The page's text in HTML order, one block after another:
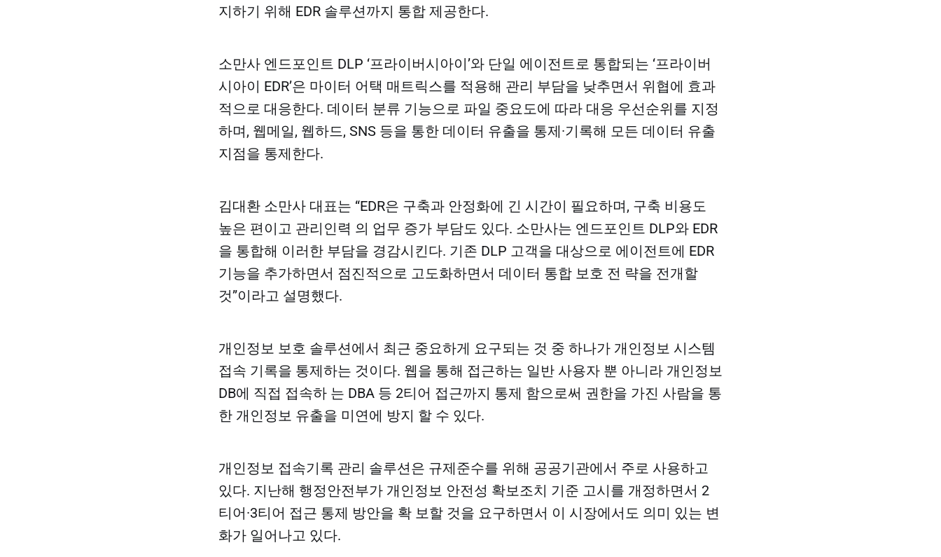
지하기 위해 EDR 솔루션까지 통합 제공한다.
소만사 엔드포인트 DLP ‘프라이버시아이’와 단일 에이전트로 통합되는 ‘프라이버
시아이 EDR’은 마이터 어택 매트릭스를 적용해 관리 부담을 낮추면서 위협에 효과
적으로 대응한다. 데이터 분류 기능으로 파일 중요도에 따라 대응 우선순위를 지정
하며, 웹메일, 웹하드, SNS 등을 통한 데이터 유출을 통제·기록해 모든 데이터 유출
지점을 통제한다.
김대환 소만사 대표는 “EDR은 구축과 안정화에 긴 시간이 필요하며, 구축 비용도
높은 편이고 관리인력 의 업무 증가 부담도 있다. 소만사는 엔드포인트 DLP와 EDR
을 통합해 이러한 부담을 경감시킨다. 기존 DLP 고객을 대상으로 에이전트에 EDR
기능을 추가하면서 점진적으로 고도화하면서 데이터 통합 보호 전 략을 전개할
것”이라고 설명했다.
개인정보 보호 솔루션에서 최근 중요하게 요구되는 것 중 하나가 개인정보 시스템
접속 기록을 통제하는 것이다. 웹을 통해 접근하는 일반 사용자 뿐 아니라 개인정보
DB에 직접 접속하 는 DBA 등 2티어 접근까지 통제 함으로써 권한을 가진 사람을 통
한 개인정보 유출을 미연에 방지 할 수 있다.
개인정보 접속기록 관리 솔루션은 규제준수를 위해 공공기관에서 주로 사용하고
있다. 지난해 행정안전부가 개인정보 안전성 확보조치 기준 고시를 개정하면서 2
티어·3티어 접근 통제 방안을 확 보할 것을 요구하면서 이 시장에서도 의미 있는 변
화가 일어나고 있다.